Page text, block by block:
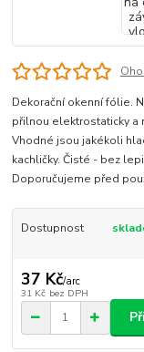
Dekorační okenní fólie.
přilnou elektrostaticky a
Vhodné jsou jakékoli
kachličky. Čisté - bez
Doporučujeme před
Dostupnost
37 Kč/arc
31 Kč bez DPH